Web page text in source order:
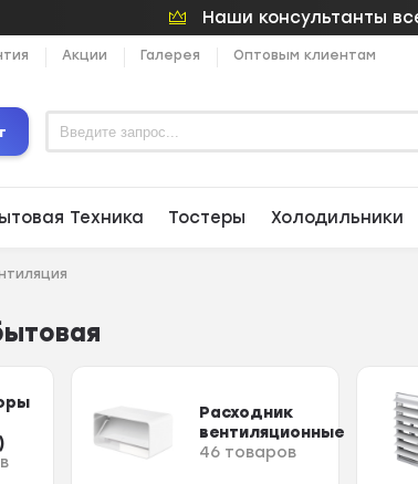
Наши консультанты
Акции Галерея Оптовым клиентам
Техника Тостеры Холодильники
Расходник
вентиляционные
46 товаров